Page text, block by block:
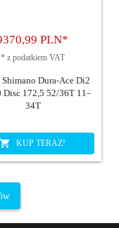
99 PLN*
* z podatkiem VAT
Shimano Dura-Ace Di2
Disc 172,5 52/36T 11–
34T
KUP TERAZ!